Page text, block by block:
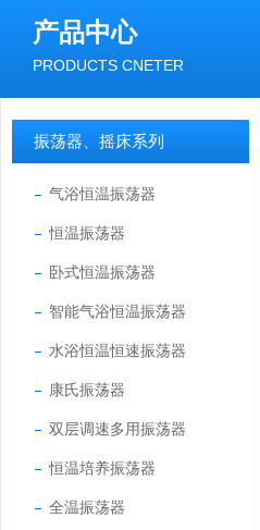
产品中心
PRODUCTS CNETER
振荡器、摇床系列
气浴恒温振荡器
恒温振荡器
卧式恒温振荡器
智能气浴恒温振荡器
水浴恒温恒速振荡器
康氏振荡器
双层调速多用振荡器
恒温培养振荡器
全温振荡器